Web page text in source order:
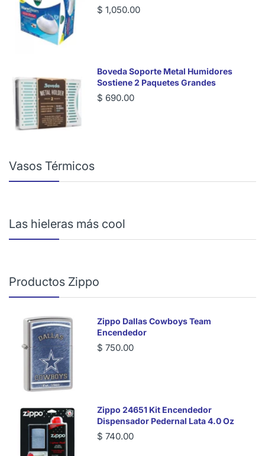
$ 1,050.00
Boveda Soporte Metal Humidores
Sostiene 2 Paquetes Grandes
$ 690.00
Vasos Térmicos
Las hieleras más cool
Productos Zippo
Zippo Dallas Cowboys Team
Encendedor
$ 750.00
Zippo 24651 Kit Encendedor
Dispensador Pedernal Lata 4.0 Oz
$ 740.00